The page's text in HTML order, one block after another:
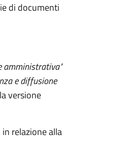
di documenti
amministrativa"
e diffusione
versione
relazione alla